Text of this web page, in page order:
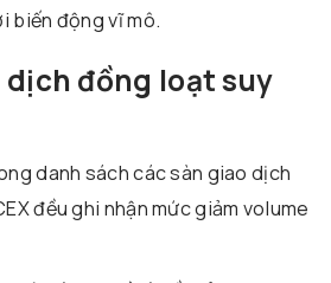
biến động vĩ mô.
dịch đồng loạt suy
danh sách các sàn giao dịch
đều ghi nhận mức giảm volume